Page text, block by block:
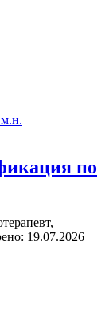
по
19.07.2026